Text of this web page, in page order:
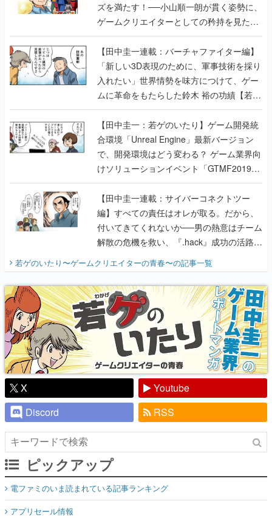
ズを満たす！──小山順一朗が貫く姿勢に、
ゲームクリエイターとしての矜持を見た
【若ゲのいたり最終回】
【田中圭一連載：バーチャファイター編】
「新しい3D表現のために、軍事技術を採り
入れたい」世界情勢を味方につけて、ゲー
ムに革命をもたらした鈴木 裕の功績【若ゲ
のいたり】
【田中圭一：若ゲのいたり】ゲーム開発統
合環境「Unreal Engine」最新バージョン
で、開発環境はどう変わる？ ゲーム業界向
けソリューションイベント「GTMF2019」
に行って、より理解を深めよう【PR】
【田中圭一連載：サイバーコネクトツー
編】すべての責任はオレが取る。だから、
付いてきてくれないか──男の熱意はチーム
解散の危機を救い、『.hack』成功の活路を
開く。業界の快男児・松山 洋に流れる血は
『少年ジャンプ』色だった【若ゲのいた
り】
若ゲのいたり〜ゲームクリエイターの青春〜の記事一覧
X
Youtube
Discord
RSS
ピックアップ
電ファミのいま読まれている記事ランキング
アプリセール情報